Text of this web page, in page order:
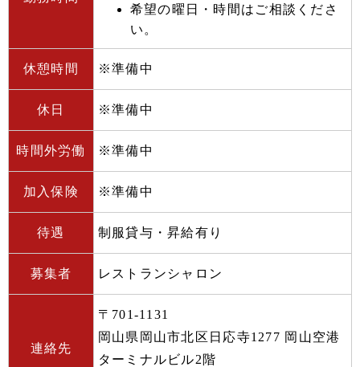
希望の曜日・時間はご相談くださ
い。
休憩時間 ※準備中
休日 ※準備中
時間外労働 ※準備中
加入保険 ※準備中
待遇 制服貸与・昇給有り
募集者 レストランシャロン
連絡先
〒701-1131
岡山県岡山市北区日応寺1277 岡山空港
ターミナルビル2階